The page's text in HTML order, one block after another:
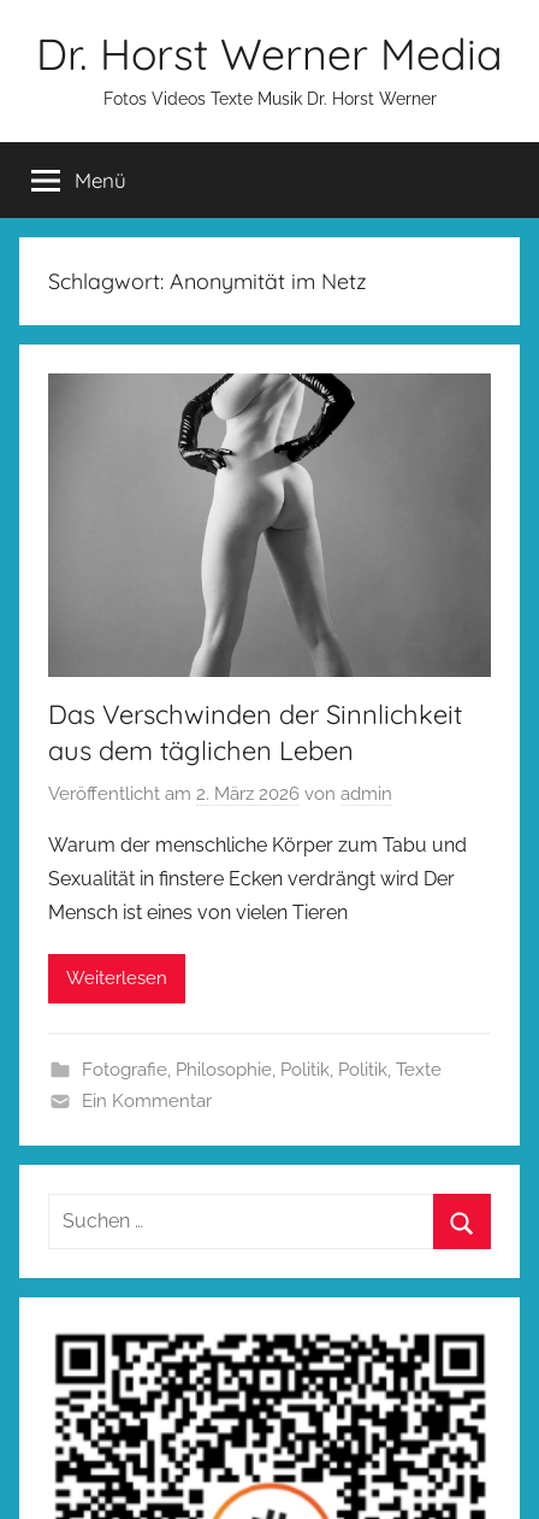
InhaltDr. Horst Werner Media
Fotos Videos Texte Musik Dr. Horst Werner
Menü
Schlagwort: Anonymität im Netz
Das Verschwinden der Sinnlichkeit
aus dem täglichen Leben
Veröffentlicht am 2. März 2026 von admin
Warum der menschliche Körper zum Tabu und
Sexualität in finstere Ecken verdrängt wird Der
Mensch ist eines von vielen Tieren
Weiterlesen
Fotografie, Philosophie, Politik, Politik, Texte
Ein Kommentar
Suchen